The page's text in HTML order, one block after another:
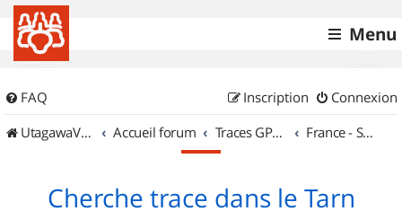
Menu
FAQ Connexion
Inscription
UtagawaVTT (Randos VTT et VTTAE avec traces GPS)
Accueil forum Traces GPS de randos VTT France - Sud Ouest
Cherche trace dans le Tarn